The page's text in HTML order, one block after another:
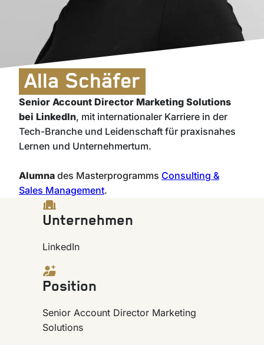
Alla Schäfer
Senior Account Director Marketing Solutions
bei LinkedIn, mit internationaler Karriere in der
Tech-Branche und Leidenschaft für praxisnahes
Lernen und Unternehmertum.
Alumna des Masterprogramms Consulting &
Sales Management.
Unternehmen
LinkedIn
Position
Senior Account Director Marketing
Solutions